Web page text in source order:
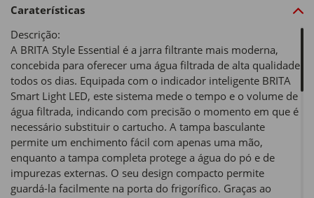
Caraterísticas
Descrição:
A BRITA Style Essential é a jarra filtrante mais moderna,
concebida para oferecer uma água filtrada de alta qualidade
todos os dias. Equipada com o indicador inteligente BRITA
Smart Light LED, este sistema mede o tempo e o volume de
água filtrada, indicando com precisão o momento em que é
necessário substituir o cartucho. A tampa basculante
permite um enchimento fácil com apenas uma mão,
enquanto a tampa completa protege a água do pó e de
impurezas externas. O seu design compacto permite
guardá-la facilmente na porta do frigorífico. Graças ao